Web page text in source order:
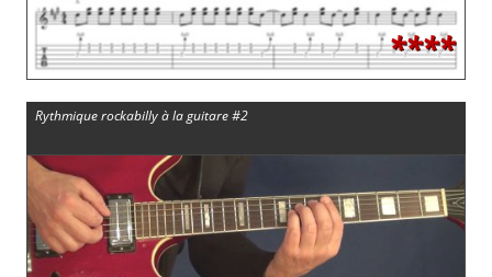
****
Rythmique rockabilly à la guitare #2